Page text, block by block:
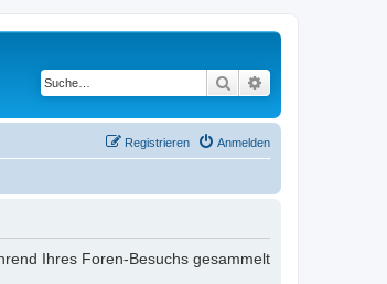
Suche
Anmelden
Registrieren
Ihres Foren-Besuchs gesammelt